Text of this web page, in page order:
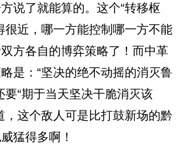
说了就能算的。这个“转移枢
很近，哪一方能控制哪一方不能
方各自的博弈策略了！而中革
是：“坚决的绝不动摇的消灭鲁
要“期于当天坚决干脆消灭该
这个敌人可是比打鼓新场的黔
猛得多啊！